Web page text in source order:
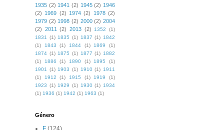
1935 (2) 1941 (2) 1945 (2) 1946
(2) 1969 (2) 1974 (2) 1978 (2)
1979 (2) 1998 (2) 2000 (2) 2004
(2) 2011 (2) 2013 (2) 1352
(1)
1831 (1) 1835 (1) 1837 (1) 1842
(1)
1843 (1) 1844 (1) 1869
(1)
1874 (1) 1875 (1) 1877 (1) 1882
(1)
1886 (1) 1890 (1) 1895
(1)
1901 (1) 1903 (1) 1910 (1) 1911
(1)
1912 (1) 1915 (1) 1919
(1)
1923 (1) 1929 (1) 1930 (1) 1934
(1) 1936 (1) 1942 (1) 1963 (1)
Género